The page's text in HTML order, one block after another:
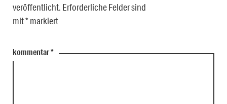
veröffentlicht. Erforderliche Felder sind
mit*markiert
kommentar*